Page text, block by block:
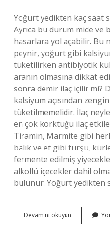
Yoğurt yedikten kaç saat
Ayrıca bu durum mide ve
hasarlara yol açabilir. Bu
peynir, yoğurt gibi
tüketilirken antibiyotik
aranın olmasına dikkat
sonra demir ilaç içilir mi?
kalsiyum açısından
tüketilmemelidir. İlaç
en çok korktuğu ilaç
Tiramin, Marmite gibi
balık ve et gibi turşu,
fermente edilmiş
alkollü içecekler dahil
bulunur. Yoğurt yedikten
Devamını okuyun
Yiyince